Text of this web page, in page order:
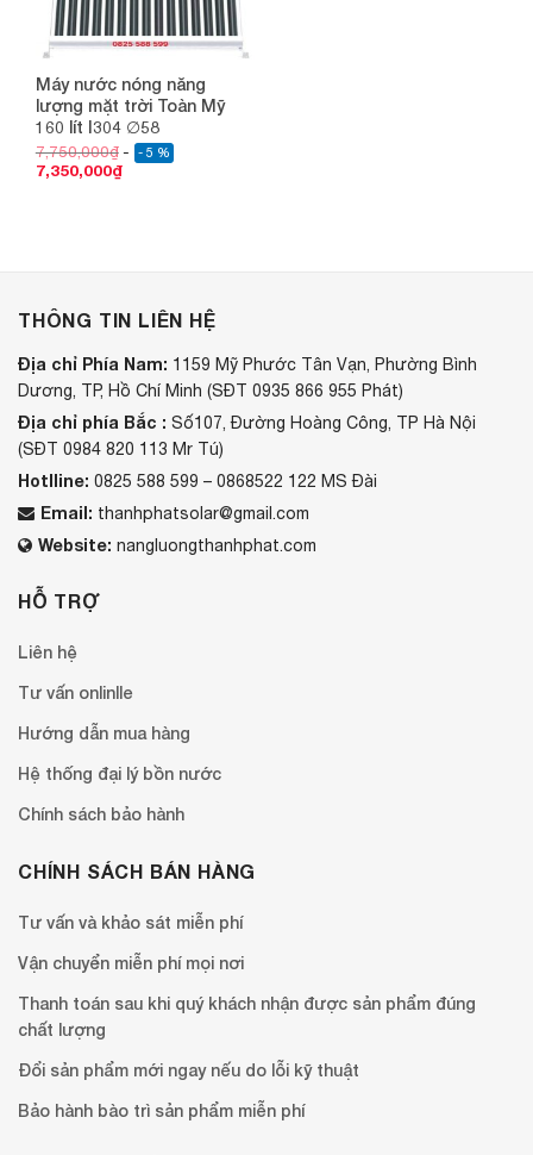
Máy nước nóng năng
lượng mặt trời Toàn Mỹ
160 lít I304 ∅58
7,750,000₫ - 5 %
7,350,000₫
THÔNG TIN LIÊN HỆ
Địa chỉ Phía Nam: 1159 Mỹ Phước Tân Vạn, Phường Bình
Dương, TP, Hồ Chí Minh (SĐT 0935 866 955 Phát)
Địa chỉ phía Bắc : Số107, Đường Hoàng Công, TP Hà Nội
(SĐT 0984 820 113 Mr Tú)
Hotlline: 0825 588 599 – 0868522 122 MS Đài
Email: thanhphatsolar@gmail.com
Website: nangluongthanhphat.com
HỖ TRỢ
Liên hệ
Tư vấn onlinlle
Hướng dẫn mua hàng
Hệ thống đại lý bồn nước
Chính sách bảo hành
CHÍNH SÁCH BÁN HÀNG
Tư vấn và khảo sát miễn phí
Vận chuyển miễn phí mọi nơi
Thanh toán sau khi quý khách nhận được sản phẩm đúng
chất lượng
Đổi sản phẩm mới ngay nếu do lỗi kỹ thuật
Bảo hành bào trì sản phẩm miễn phí